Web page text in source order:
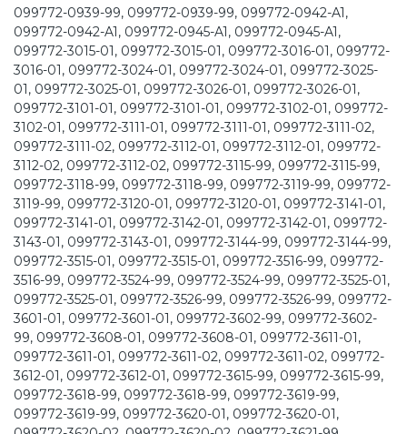
099772-0939-99, 099772-0939-99, 099772-0942-A1,
099772-0942-A1, 099772-0945-A1, 099772-0945-A1,
099772-3015-01, 099772-3015-01, 099772-3016-01, 099772-
3016-01, 099772-3024-01, 099772-3024-01, 099772-3025-
01, 099772-3025-01, 099772-3026-01, 099772-3026-01,
099772-3101-01, 099772-3101-01, 099772-3102-01, 099772-
3102-01, 099772-3111-01, 099772-3111-01, 099772-3111-02,
099772-3111-02, 099772-3112-01, 099772-3112-01, 099772-
3112-02, 099772-3112-02, 099772-3115-99, 099772-3115-99,
099772-3118-99, 099772-3118-99, 099772-3119-99, 099772-
3119-99, 099772-3120-01, 099772-3120-01, 099772-3141-01,
099772-3141-01, 099772-3142-01, 099772-3142-01, 099772-
3143-01, 099772-3143-01, 099772-3144-99, 099772-3144-99,
099772-3515-01, 099772-3515-01, 099772-3516-99, 099772-
3516-99, 099772-3524-99, 099772-3524-99, 099772-3525-01,
099772-3525-01, 099772-3526-99, 099772-3526-99, 099772-
3601-01, 099772-3601-01, 099772-3602-99, 099772-3602-
99, 099772-3608-01, 099772-3608-01, 099772-3611-01,
099772-3611-01, 099772-3611-02, 099772-3611-02, 099772-
3612-01, 099772-3612-01, 099772-3615-99, 099772-3615-99,
099772-3618-99, 099772-3618-99, 099772-3619-99,
099772-3619-99, 099772-3620-01, 099772-3620-01,